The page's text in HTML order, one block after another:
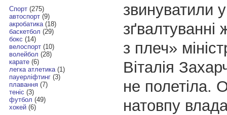
Спорт(275)
автоспорт(9)
акробатика(18)
баскетбол (29)
бокс (14)
велоспорт(10)
волейбол (28)
карате(6)
легка атлетика(1)
пауерліфтинг(3)
плавання(7)
теніс (3)
футбол (49)
хокей(6)
звинуватили
зґвалтуванні
з плеч»
Віталія
не полетіла.
натовпу